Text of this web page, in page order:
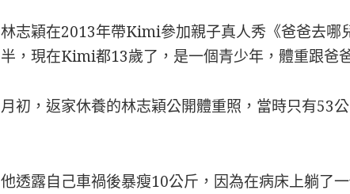
林志穎在2013年帶Kimi參加親子真人秀《爸爸去哪
半，現在Kimi都13歲了，是一個青少年，體重跟爸
月初，返家休養的林志穎公開體重照，當時只有53公
他透露自己車禍後暴瘦10公斤，因為在病床上躺了